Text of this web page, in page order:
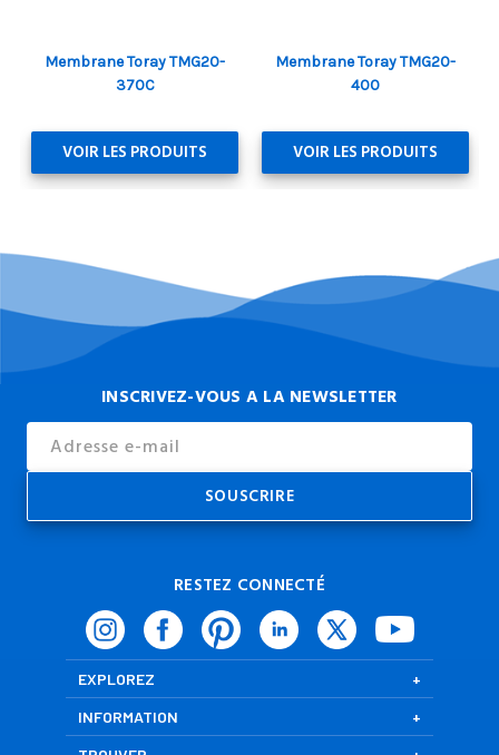
Membrane Toray TMG20-
370C
VOIR LES PRODUITS
Membrane Toray TMG20-
400
VOIR LES PRODUITS
INSCRIVEZ-VOUS A LA NEWSLETTER
Address
RESTEZ CONNECTÉ
EXPLOREZ
INFORMATION